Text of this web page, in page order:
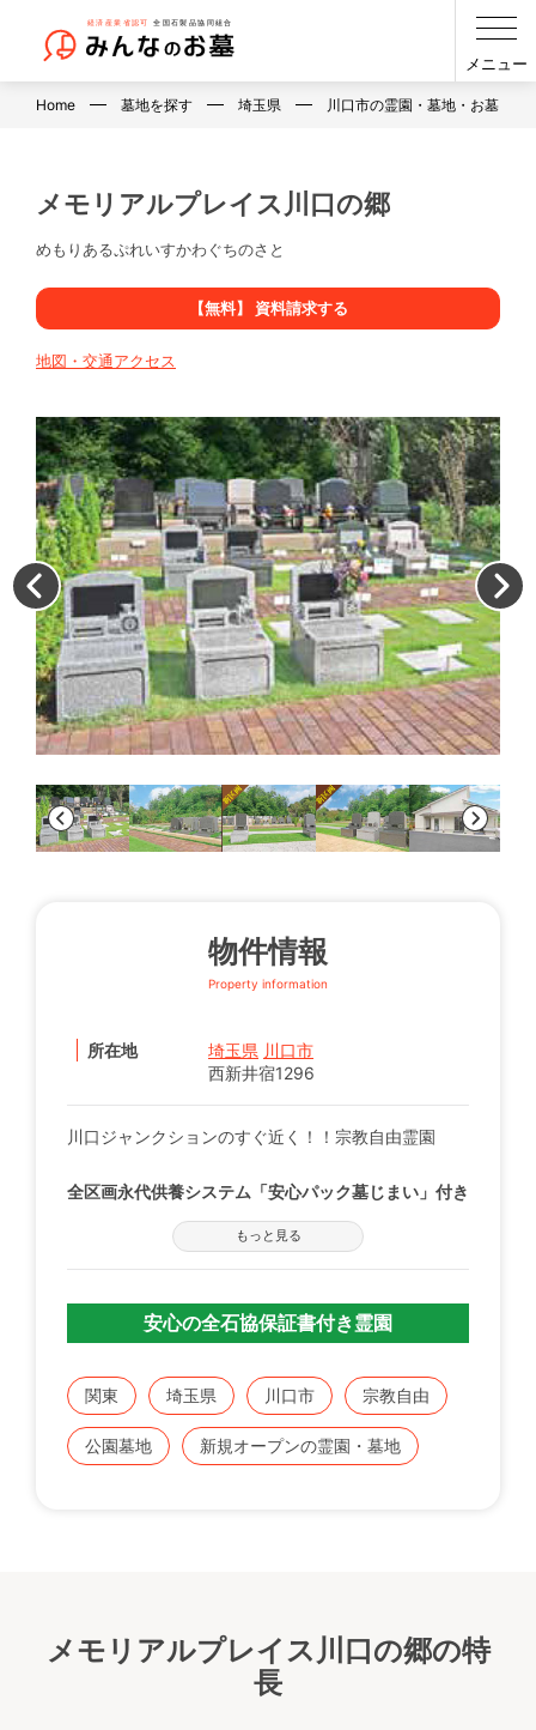
メニュー
Home 墓地を探す 埼玉県 川口市の霊園・墓地・お墓
メモリアルプレイス川口の郷
めもりあるぷれいすかわぐちのさと
【無料】 資料請求する
地図・交通アクセス
物件情報
Property information
所在地 埼玉県 川口市
西新井宿1296
川口ジャンクションのすぐ近く！！宗教自由霊園
全区画永代供養システム「安心パック墓じまい」付き
承継者の心配が不要なお墓です。
愛するペットと一緒に眠りたいというご要望にお応え
して、全ての区画でペットを埋葬できるようにしまし
お墓を建ててからも安心！万全の管理と充実の施設！
周囲は緑が多く、陽当たりは抜群です。
【プレミアム特典キャンペーン実施中】
もっと見る
安心の全石協保証書付き霊園
関東 埼玉県 川口市 宗教自由
公園墓地 新規オープンの霊園・墓地
メモリアルプレイス川口の郷の特
長